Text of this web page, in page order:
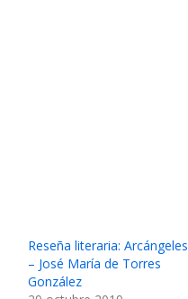
Reseña literaria: Arcángeles
– José María de Torres
González